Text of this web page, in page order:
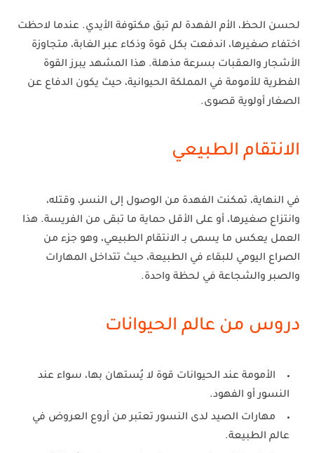
لحسن الحظ، الأم الفهدة لم تبق مكتوفة الأيدي. عندما لاحظت
اختفاء صغيرها، اندفعت بكل قوة وذكاء عبر الغابة، متجاوزة
الأشجار والعقبات بسرعة مذهلة. هذا المشهد يبرز القوة
الفطرية للأمومة في المملكة الحيوانية، حيث يكون الدفاع عن
الصغار أولوية قصوى.
الانتقام الطبيعي
في النهاية، تمكنت الفهدة من الوصول إلى النسر، وقتله،
وانتزاع صغيرها، أو على الأقل حماية ما تبقى من الفريسة. هذا
العمل يعكس ما يسمى بـ الانتقام الطبيعي، وهو جزء من
الصراع اليومي للبقاء في الطبيعة، حيث تتداخل المهارات
والصبر والشجاعة في لحظة واحدة.
دروس من عالم الحيوانات
الأمومة عند الحيوانات قوة لا يُستهان بها، سواء عند
النسور أو الفهود.
مهارات الصيد لدى النسور تعتبر من أروع العروض في
عالم الطبيعة.